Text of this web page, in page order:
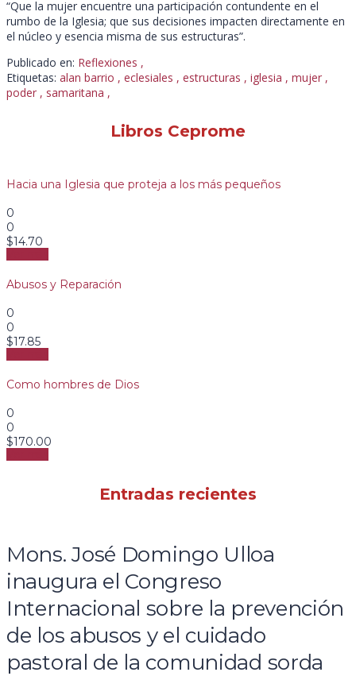
“Que la mujer encuentre una participación contundente en el
rumbo de la Iglesia; que sus decisiones impacten directamente en
el núcleo y esencia misma de sus estructuras”.
Publicado en: Reflexiones ,
Etiquetas: alan barrio , eclesiales , estructuras , iglesia , mujer ,
poder , samaritana ,
Libros Ceprome
Hacia una Iglesia que proteja a los más pequeños
0
0
$14.70
Abusos y Reparación
0
0
$17.85
Como hombres de Dios
0
0
$170.00
Entradas recientes
Mons. José Domingo Ulloa
inaugura el Congreso
Internacional sobre la prevención
de los abusos y el cuidado
pastoral de la comunidad sorda